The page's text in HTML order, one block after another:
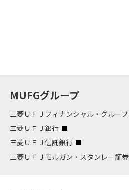
MUFGグループ
三菱ＵＦＪフィナンシャル・グループ
三菱ＵＦＪ銀行
三菱ＵＦＪ信託銀行
三菱ＵＦＪモルガン・スタンレー証券